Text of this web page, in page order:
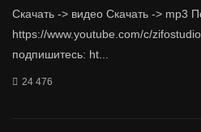
Скачать -> видео Скачать -> mp3
https://www.youtube.com/c/
подпишитесь: ht...
24 476